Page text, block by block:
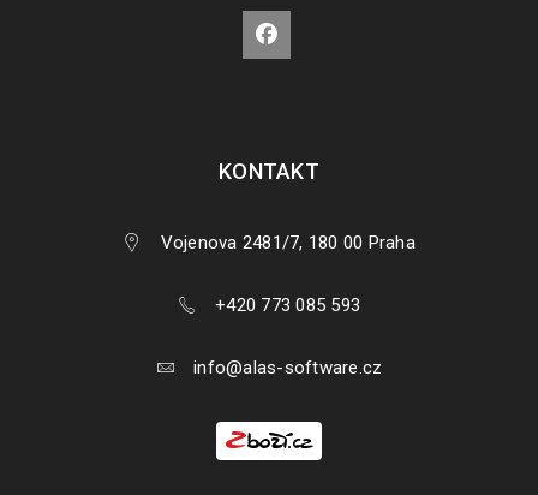
KONTAKT
Vojenova 2481/7, 180 00 Praha
+420 773 085 593
info@alas-software.cz